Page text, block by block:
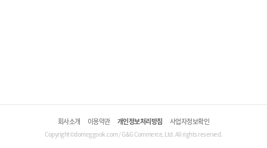
회사소개 이용약관 개인정보처리방침 사업자정보확인
Copyright©domeggook.com / G&G Commerce, Ltd. All rights reserved.